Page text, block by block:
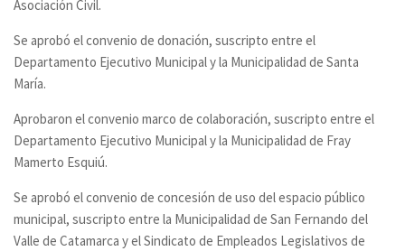
Asociación Civil.
Se aprobó el convenio de donación, suscripto entre el
Departamento Ejecutivo Municipal y la Municipalidad de Santa
María.
Aprobaron el convenio marco de colaboración, suscripto entre el
Departamento Ejecutivo Municipal y la Municipalidad de Fray
Mamerto Esquiú.
Se aprobó el convenio de concesión de uso del espacio público
municipal, suscripto entre la Municipalidad de San Fernando del
Valle de Catamarca y el Sindicato de Empleados Legislativos de